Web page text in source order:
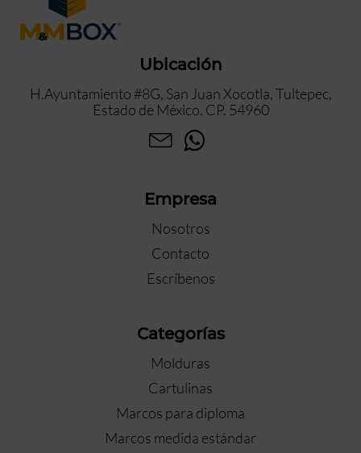
Ubicación
H.Ayuntamiento #8G, San Juan Xocotla, Tultepec,
Estado de México. CP. 54960
Empresa
Nosotros
Contacto
Escríbenos
Categorías
Molduras
Cartulinas
Marcos para diploma
Marcos medida estándar